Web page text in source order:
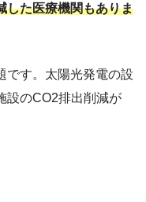
した医療機関もありま
です。太陽光発電の設
設のCO2排出削減が